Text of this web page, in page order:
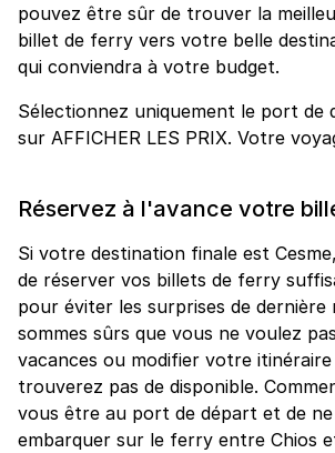
pouvez être sûr de trouver la
billet de ferry vers votre belle
qui conviendra à votre budget.
Sélectionnez uniquement le port de
sur AFFICHER LES PRIX. Votre
Réservez à l'avance votre
Si votre destination finale est
de réserver vos billets de ferry
pour éviter les surprises de dernière
sommes sûrs que vous ne voulez
vacances ou modifier votre
trouverez pas de disponible.
vous être au port de départ et de
embarquer sur le ferry entre Chios